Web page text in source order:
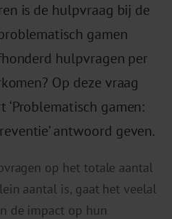
is de hulpvraag bij de
gamen
hulpvragen per
Op deze vraag
gamen:
antwoord geven.
op het totale aantal
aantal is, gaat het veelal
de impact op hun